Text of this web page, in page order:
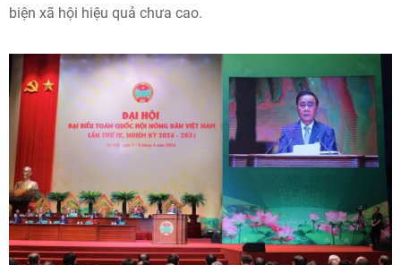
biện xã hội hiệu quả chưa cao.